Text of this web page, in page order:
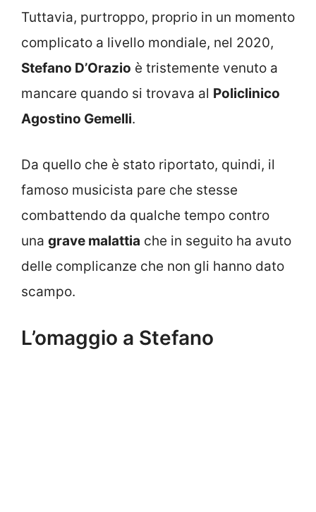
Tuttavia, purtroppo, proprio in un momento
complicato a livello mondiale, nel 2020,
Stefano D’Orazio è tristemente venuto a
mancare quando si trovava al Policlinico
Agostino Gemelli.
Da quello che è stato riportato, quindi, il
famoso musicista pare che stesse
combattendo da qualche tempo contro
una grave malattia che in seguito ha avuto
delle complicanze che non gli hanno dato
scampo.
L’omaggio a Stefano